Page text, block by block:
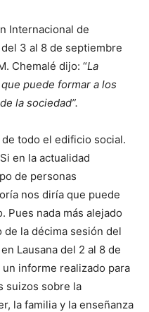
Internacional de
3 al 8 de septiembre
Chemalé dijo: “La
puede formar a los
la sociedad”.
todo el edificio social.
en la actualidad
de personas
nos diría que puede
Pues nada más alejado
la décima sesión del
Lausana del 2 al 8 de
informe realizado para
suizos sobre la
la familia y la enseñanza